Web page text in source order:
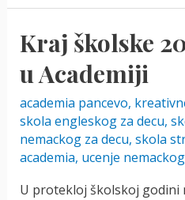
kineske
kaligrafije
u
Academijinoj
kreativnoj
radionici
Kraj školske
u Academiji
academia pancevo,
skola engleskog za decu,
nemackog za decu, skola
academia, ucenje nemackog
U protekloj školskoj godini